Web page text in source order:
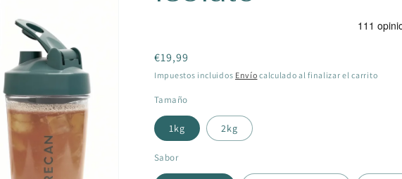
€19,99
Impuestos incluidos Envío calculado al finalizar el carrito
Tamaño
1kg 2kg
Sabor